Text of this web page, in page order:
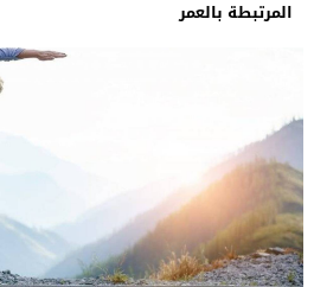
المرتبطة بالعمر